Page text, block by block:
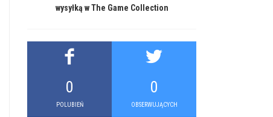
wysyłką w The Game Collection
0
POLUBIEŃ
0
OBSERWUJĄCYCH